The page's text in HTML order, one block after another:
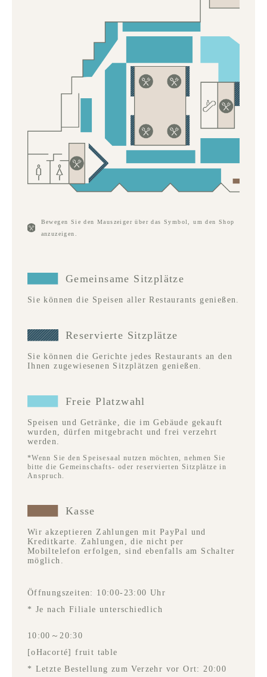
Bewegen Sie den Mauszeiger über das Symbol, um den Shop
anzuzeigen.
Gemeinsame Sitzplätze
Sie können die Speisen aller Restaurants genießen.
Reservierte Sitzplätze
Sie können die Gerichte jedes Restaurants an den
Ihnen zugewiesenen Sitzplätzen genießen.
Freie Platzwahl
Speisen und Getränke, die im Gebäude gekauft
wurden, dürfen mitgebracht und frei verzehrt
werden.
*Wenn Sie den Speisesaal nutzen möchten, nehmen Sie
bitte die Gemeinschafts- oder reservierten Sitzplätze in
Anspruch.
Kasse
Wir akzeptieren Zahlungen mit PayPal und
Kreditkarte. Zahlungen, die nicht per
Mobiltelefon erfolgen, sind ebenfalls am Schalter
möglich.
Öffnungszeiten: 10:00-23:00 Uhr
* Je nach Filiale unterschiedlich
10:00～20:30
[oHacorté] fruit table
* Letzte Bestellung zum Verzehr vor Ort: 20:00